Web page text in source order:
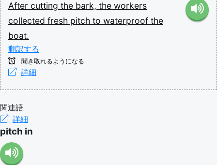
After cutting the bark, the workers
collected fresh pitch to waterproof the
boat.
翻訳する
聞き取れるようになる
詳細
関連語
詳細
pitch in